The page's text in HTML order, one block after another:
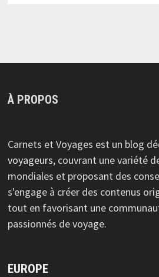
À PROPOS
Carnets et Voyages est un blog
voyageurs, couvrant une variété
mondiales et proposant des
s'engage à créer des contenus
tout en favorisant une
passionnés de voyage.
EUROPE